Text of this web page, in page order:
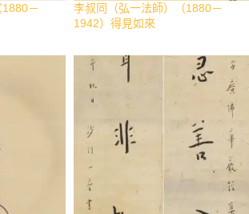
－
李叔同（弘一法師）（1880－
1942）得見如來